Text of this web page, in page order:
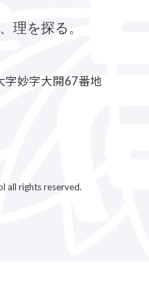
理を探る。
妙字大開67番地
all rights reserved.